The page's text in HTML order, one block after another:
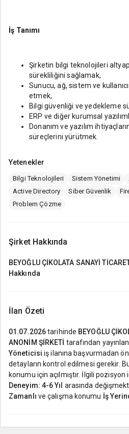
İş Tanımı
Şirketin bilgi teknolojileri
sürekliliğini sağlamak,
Sunucu, ağ, sistem ve
etmek,
Bilgi güvenliği ve yedekleme
ERP ve diğer kurumsal
Donanım ve yazılım
süreçlerini yürütmek.
Yetenekler
Bilgi Teknolojileri Sistem Yönetimi
Active Directory
Siber Güvenlik
Problem Çözme
Şirket Hakkında
BEYOĞLU ÇİKOLATA SANAYİ
Hakkında
İlan Özeti
01.07.2026tarihinde BEYOĞLU
ANONİM ŞİRKETİ tarafından
Yöneticisi iş ilanına başvurmadan
detayların kontrol edilmesi gerekir.
konumu için açılmıştır. İlgili
Deneyim: 4-6 Yıl arasında
Zamanlı ve çalışma konumu İş